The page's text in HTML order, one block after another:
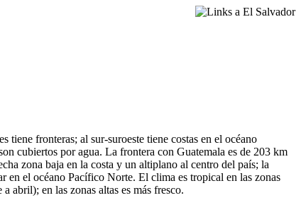
tiene fronteras; al sur-suroeste tiene costas en el océano
cubiertos por agua. La frontera con Guatemala es de 203 km
zona baja en la costa y un altiplano al centro del país; la
en el océano Pacífico Norte. El clima es tropical en las zonas
abril); en las zonas altas es más fresco.